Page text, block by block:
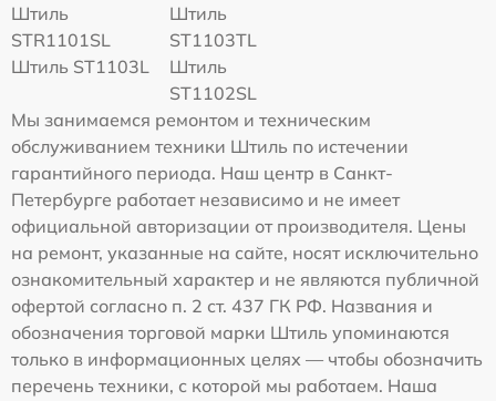
Штиль
STR1101SL
Штиль
ST1103TL
Штиль ST1103L
Штиль
ST1102SL
Мы занимаемся ремонтом и техническим
обслуживанием техники Штиль по истечении
гарантийного периода. Наш центр в Санкт-
Петербурге работает независимо и не имеет
официальной авторизации от производителя. Цены
на ремонт, указанные на сайте, носят исключительно
ознакомительный характер и не являются публичной
офертой согласно п. 2 ст. 437 ГК РФ. Названия и
обозначения торговой марки Штиль упоминаются
только в информационных целях — чтобы обозначить
перечень техники, с которой мы работаем. Наша